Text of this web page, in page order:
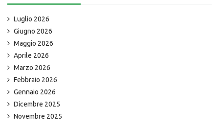
Luglio 2026
Giugno 2026
Maggio 2026
Aprile 2026
Marzo 2026
Febbraio 2026
Gennaio 2026
Dicembre 2025
Novembre 2025